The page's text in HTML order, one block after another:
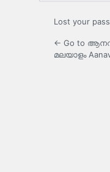
Lost your
← Go to
മലയാളം